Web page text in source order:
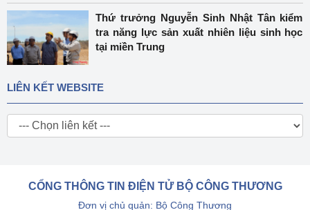
Thứ trưởng Nguyễn Sinh Nhật Tân kiểm
tra năng lực sản xuất nhiên liệu sinh học
tại miền Trung
LIÊN KẾT WEBSITE
CỔNG THÔNG TIN ĐIỆN TỬ BỘ CÔNG THƯƠNG
Đơn vị chủ quản: Bộ Công Thương